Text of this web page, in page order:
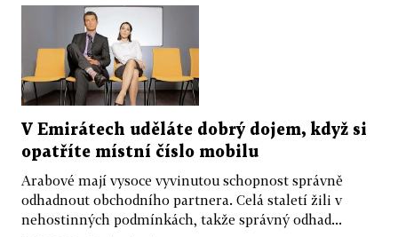
V Emirátech uděláte dobrý dojem, když si
opatříte místní číslo mobilu
Arabové mají vysoce vyvinutou schopnost správně
odhadnout obchodního partnera. Celá staletí žili v
nehostinných podmínkách, takže správný odhad...